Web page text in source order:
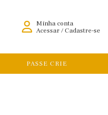
Minha conta
Acessar/Cadastre-se
PASSE CRIE